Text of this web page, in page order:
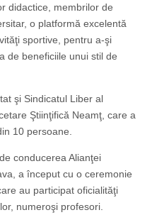
didactice, membrilor de
o platformă excelentă
sportive, pentru a-şi
de beneficiile unui stil de
şi Sindicatul Liber al
Ştiinţifică Neamţ, care a
10 persoane.
conducerea Alianţei
a început cu o ceremonie
au participat oficialităţi
numeroşi profesori.